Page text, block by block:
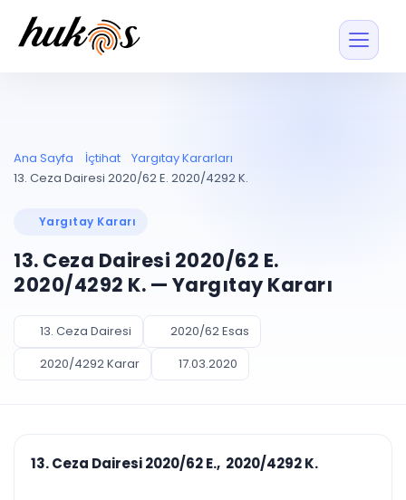
Entegrasyonu
UYAP ile otomatik
UYAP Evrak
Entegrasyonu
UETS Entegrasyonu
Tebligatları anında
Vekalet
PLANLAMA & TAKİP
Pano ve Takip
Duruşma ve görev
takvimi
takibi
Blog
Ücretsiz Başlayın Giriş Yap
Ana Sayfa İçtihat
Yargıtay Kararları
13. Ceza Dairesi 2020/62 E. 2020/4292 K.
Yargıtay Kararı
13. Ceza Dairesi 2020/62 E.
2020/4292 K. — Yargıtay Kararı
13. Ceza Dairesi
2020/62 Esas
2020/4292 Karar
17.03.2020
13. Ceza Dairesi 2020/62 E., 2020/4292 K.